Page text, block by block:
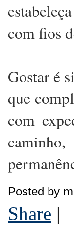
com fios
Gostar é
que
com
Posted by
Share |